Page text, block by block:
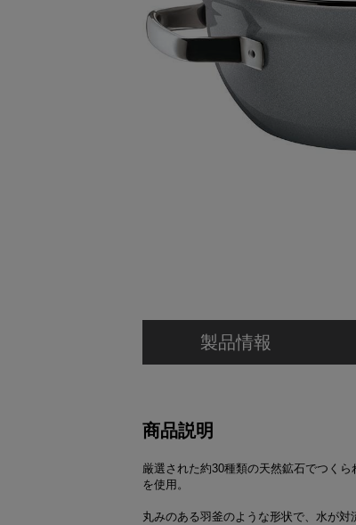
製品情報
商品説明
厳選された約30種類の天然鉱石でつく
を使用。
丸みのある羽釜のような形状で、水が対